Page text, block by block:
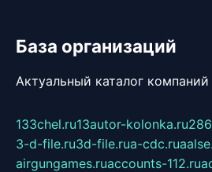
База организаций
Актуальный каталог
133chel.ru13autor-kolonka.ru
3-d-file.ru3d-file.rua-cdc.ru
airgungames.ruaccounts-112.ru